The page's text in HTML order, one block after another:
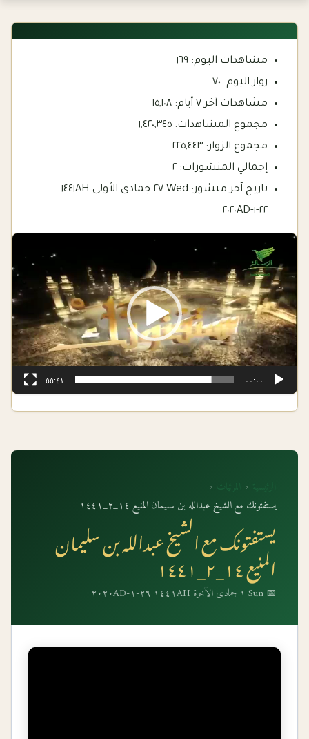
‹ المرئيات ‹
يستفتونك مع الشيخ عبدالله بن سليمان المنيع ١٤_٢_١٤٤١
يستفتونك مع الشيخ عبدالله بن سليمان
المنيع ١٤_٢_١٤٤١
📅 Sun ١ جمادى الآخرة ١٤٤١AH ٢٦-١-٢٠٢٠AD
مشاهدات اليوم: ١٦٩
زوار اليوم: ٧٠
مشاهدات آخر ٧ أيام:
١٥,١٠٨
مجموع المشاهدات:١,٤٢٠,٣٤٥
مجموع الزوار:٢٢٥,٤٤٣
إجمالي المنشورات: ٢
تاريخ آخر منشور:
Wed ٢٧ جمادى الأولى ١٤٤١AH
٢٢-١-٢٠٢٠AD
Player
٠٠:٠٠ ٥٥:٤١